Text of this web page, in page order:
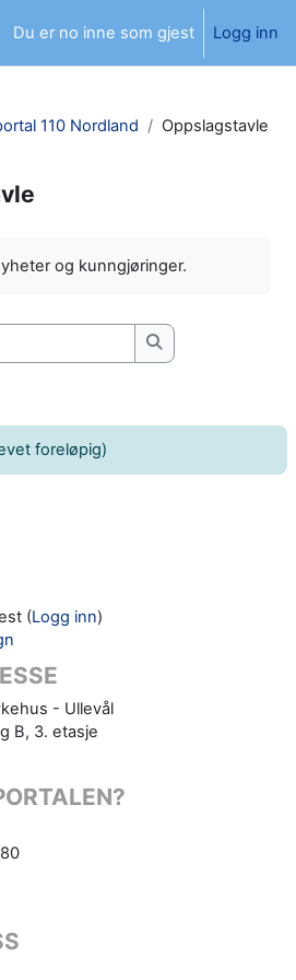
søk
Du er no inne som gjest Logg inn
110 Nordland Oppslagstavle
og kunngjøringer.
Søk i fora
foreløpig)
(Logg inn)
- Ullevål
B, 3. etasje